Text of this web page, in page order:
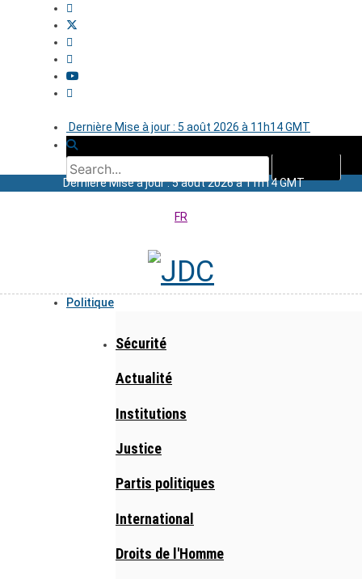
Dernière Mise à jour : 5 août 2026 à 11h14 GMT
Dernière Mise à jour : 5 août 2026 à 11h14 GMT
FR
Politique
Sécurité
Actualité
Institutions
Justice
Partis politiques
International
Droits de l'Homme